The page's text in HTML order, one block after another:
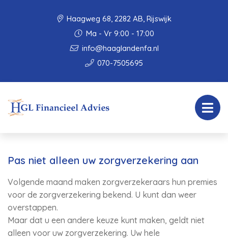
Haagweg 68, 2282 AB, Rijswijk
Ma - Vr 9:00 - 17:00
info@haaglandenfa.nl
070-7505695
Pas niet alleen uw zorgverzekering aan
Volgende maand maken zorgverzekeraars hun premies
voor de zorgverzekering bekend. U kunt dan weer
overstappen.
Maar dat u een andere keuze kunt maken, geldt niet
alleen voor uw zorgverzekering. Uw hele